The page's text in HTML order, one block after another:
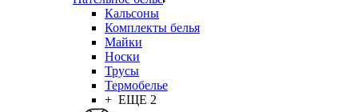
Кальсоны
Комплекты белья
Майки
Носки
Трусы
Термобелье
+ ЕЩЕ 2